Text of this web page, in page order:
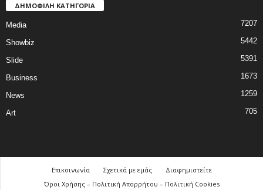
ΔΗΜΟΦΙΛΗ ΚΑΤΗΓΟΡΙΑ
Media 7207
Showbiz 5442
Slide 5391
Business 1673
News 1259
Art 705
Επικοινωνία Σχετικά με εμάς
Διαφημιστείτε
Όροι Χρήσης – Πολιτική Απορρήτου – Πολιτική Cookies